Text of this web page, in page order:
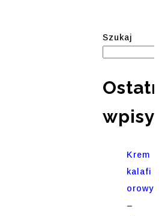
Szukaj
wpisy
Krem
kalafi
orowy
–